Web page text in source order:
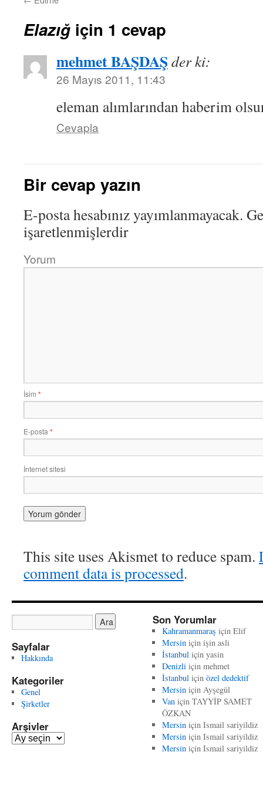
Elazığ için 1 cevap
mehmet BAŞDAŞ der ki:
26 Mayıs 2011, 11:43
eleman alımlarından haberim
Cevapla
Bir cevap yazın
E-posta hesabınız yayımlanmayacak.
işaretlenmişlerdir
Yorum
İsim *
E-posta *
İnternet sitesi
This site uses Akismet to reduce spam.
comment data is processed.
Sayfalar
Hakkında
Kategoriler
Genel
Şirketler
Arşivler
A
Son Yorumlar
Kahramanmaraş için Elif
Mersiniçin işin asli
İstanbuliçin yasin
Denizliiçin mehmet
İstanbuliçin özel dedektif
Mersiniçin Ayşegül
Vaniçin TAYYİP SAMET
ÖZKAN
Mersiniçin Ismail sariyildiz
Mersiniçin Ismail sariyildiz
Mersiniçin Ismail sariyildiz